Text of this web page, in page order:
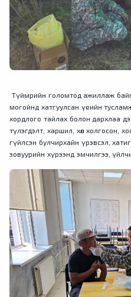
Түймрийн голомтод ажиллаж
могойнд хатгуулсан үеийн
хордлого тайлах болон дархлаа
түлэгдэлт, харшил, хөл холгосон,
гүйлсэн булчирхайн үрэвсэл,
зовуурийн хүрээнд эмчилгээ,